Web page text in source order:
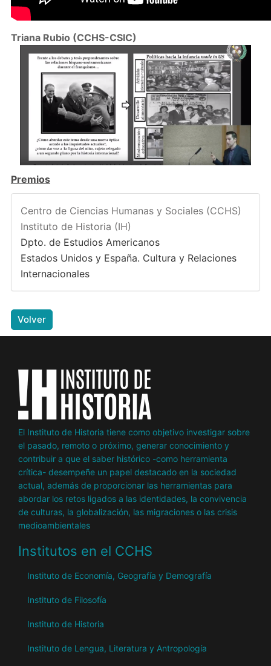
Triana Rubio (CCHS-CSIC)
Premios
Centro de Ciencias Humanas y Sociales (CCHS)
Instituto de Historia (IH)
Dpto. de Estudios Americanos
Estados Unidos y España. Cultura y Relaciones
Internacionales
Volver
El Instituto de Historia tiene como objetivo investigar sobre
el pasado, remoto o próximo, generar conocimiento y
contribuir a que el saber histórico -como herramienta
crítica- desempeñe un papel destacado en la sociedad
actual, además de proporcionar las herramientas para
abordar los retos ligados a las identidades, la convivencia
de culturas, la globalización, las migraciones o las crisis
medioambientales
Institutos en el CCHS
Instituto de Economía, Geografía y Demografía
Instituto de Filosofía
Instituto de Historia
Instituto de Lengua, Literatura y Antropología